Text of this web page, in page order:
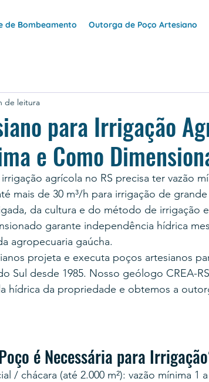
de Bombeamento Outorga de Poço Artesiano
para Irrigação
e Como
de leitura
agrícola no RS precisa ter vazão
mais de 30 m³/h para irrigação de
da cultura e do método de irrigação
garante independência hídrica
agropecuaria gaúcha.
projeta e executa poços artesianos
Sul desde 1985. Nosso geólogo CREA-
hídrica da propriedade e obtemos a
é Necessária para
/ chácara (até 2.000 m²): vazão mínima 1